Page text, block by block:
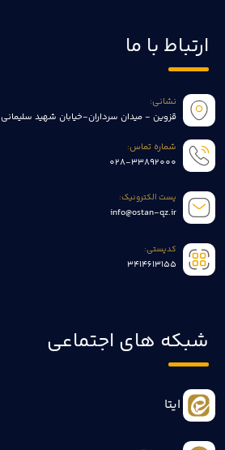
ارتباط با ما
نشانی:
قزوین - میدان سرداران-خیابان شهید سلیمانی
شماره تماس:
028-33892000
پست الکترونیک:
info@ostan-qz.ir
کدپستی:
3414613155
شبکه های اجتماعی
ایتا